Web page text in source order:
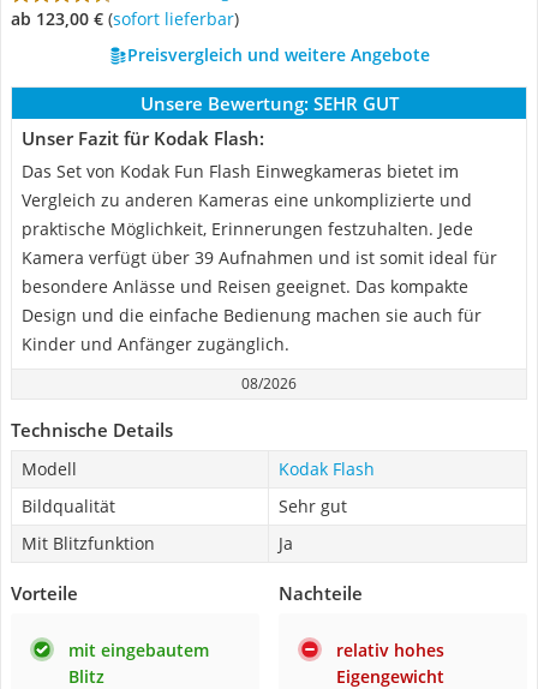
ab 123,00 € ( Sofort lieferbar)
Preisvergleich und weitere Angebote
Unsere Bewertung: SEHR GUT
Unser Fazit für Kodak Flash:
Das Set von Kodak Fun Flash Einwegkameras bietet im
Vergleich zu anderen Kameras eine unkomplizierte und
praktische Möglichkeit, Erinnerungen festzuhalten. Jede
Kamera verfügt über 39 Aufnahmen und ist somit ideal für
besondere Anlässe und Reisen geeignet. Das kompakte
Design und die einfache Bedienung machen sie auch für
Kinder und Anfänger zugänglich.
08/2026
Technische Details
Modell
Kodak Flash
Bildqualität
Sehr gut
Mit Blitzfunktion
Ja
Vorteile
mit eingebautem
Blitz
Nachteile
relativ hohes
Eigengewicht